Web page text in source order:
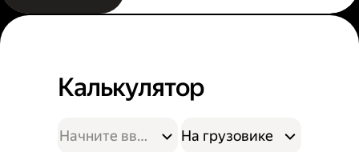
Калькулятор
На грузовике